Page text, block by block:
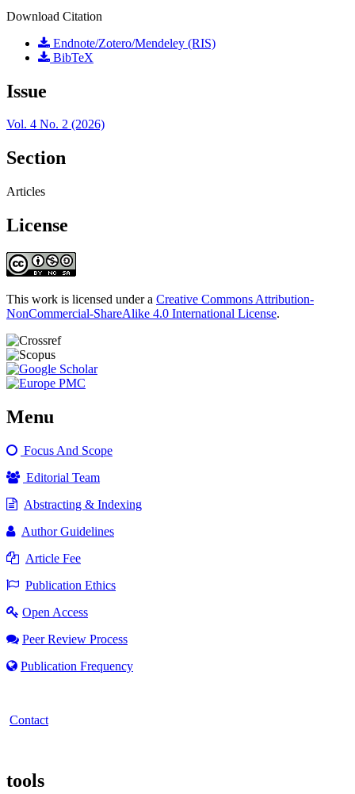
Download Citation
Endnote/Zotero/Mendeley (RIS)
BibTeX
Issue
Vol. 4 No. 2 (2026)
Section
Articles
License
This work is licensed under a Creative Commons Attribution-
NonCommercial-ShareAlike 4.0 International License.
Menu
Focus And Scope
Editorial Team
Abstracting & Indexing
Author Guidelines
Article Fee
Publication Ethics
Open Access
Peer Review Process
Publication Frequency
Contact
tools